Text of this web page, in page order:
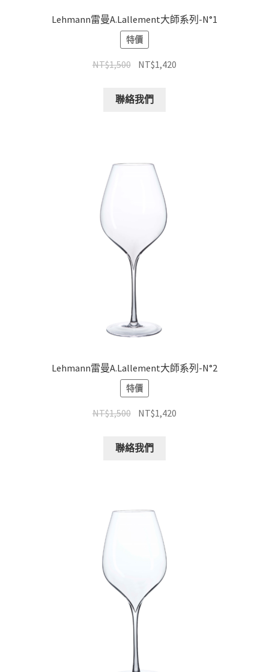
Lehmann雷曼A.Lallement大師系列-N°1
特價
NT$1,500 NT$1,420
聯絡我們
Lehmann雷曼A.Lallement大師系列-N°2
特價
NT$1,500 NT$1,420
聯絡我們